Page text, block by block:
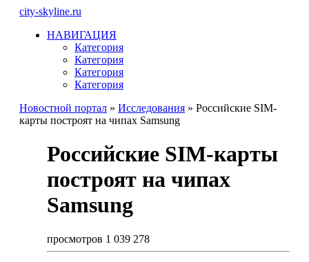
city-skyline.ru
НАВИГАЦИЯ
Категория
Категория
Категория
Категория
Новостной портал » Исследования » Российские SIM-
карты построят на чипах Samsung
Российские SIM-карты
построят на чипах
Samsung
просмотров 1 039 278